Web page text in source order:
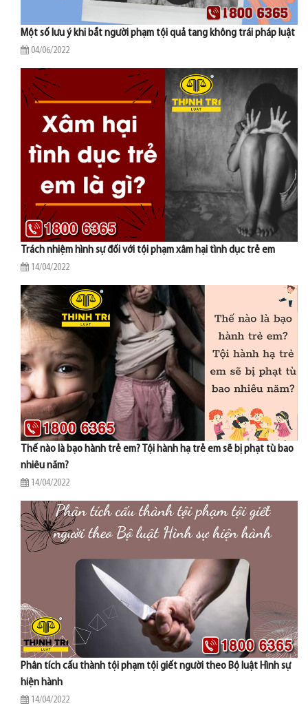
Một số lưu ý khi bắt người phạm tội quả tang không trái pháp luật
04/06/2022
Trách nhiệm hình sự đối với tội phạm xâm hại tình dục trẻ em
14/04/2022
Thế nào là bạo hành trẻ em? Tội hành hạ trẻ em sẽ bị phạt tù bao
nhiêu năm?
14/04/2022
Phân tích cấu thành tội phạm tội giết người theo Bộ luật Hình sự
hiện hành
14/04/2022